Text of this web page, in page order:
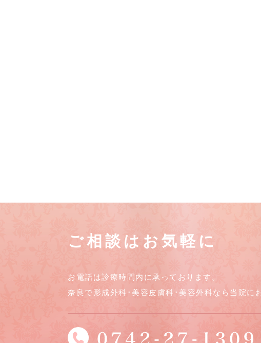
ご相談はお気軽に
お電話は診療時間内に承っております。
奈良で形成外科･美容皮膚科･美容外科なら当院に